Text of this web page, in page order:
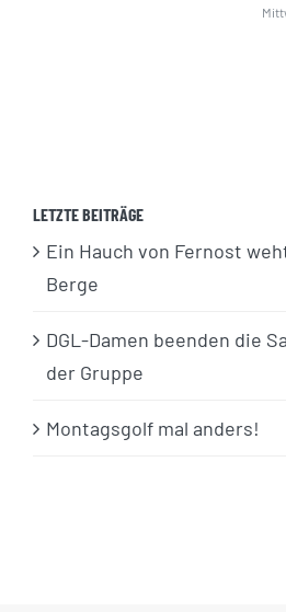
LETZTE BEITRÄGE
Ein Hauch von Fernost
Berge
DGL-Damen beenden die
der Gruppe
Montagsgolf mal anders!